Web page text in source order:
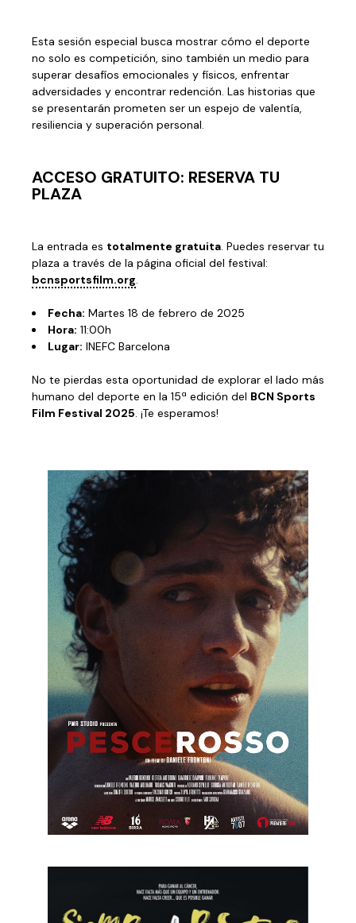
Esta sesión especial busca mostrar cómo el deporte
no solo es competición, sino también un medio para
superar desafíos emocionales y físicos, enfrentar
adversidades y encontrar redención. Las historias que
se presentarán prometen ser un espejo de valentía,
resiliencia y superación personal.
ACCESO GRATUITO: RESERVA TU
PLAZA
La entrada es totalmente gratuita. Puedes reservar tu
plaza a través de la página oficial del festival:
bcnsportsfilm.org.
Fecha: Martes 18 de febrero de 2025
Hora: 11:00h
Lugar: INEFC Barcelona
No te pierdas esta oportunidad de explorar el lado más
humano del deporte en la 15ª edición del BCN Sports
Film Festival 2025. ¡Te esperamos!